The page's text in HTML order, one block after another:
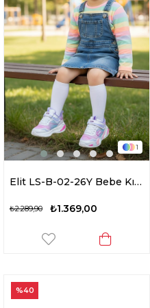
1
Elit LS-B-02-26Y Bebe Kız Çocuk Yürüyüş Ayakkabısı Beyaz - Lila
₺1.369,00
₺2.289,90
%40